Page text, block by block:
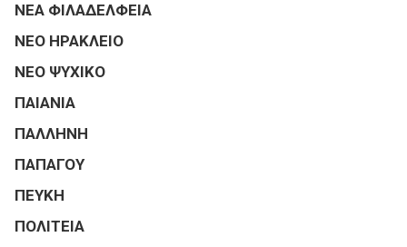
ΝΕΑ ΦΙΛΑΔΕΛΦΕΙΑ
ΝΕΟ ΗΡΑΚΛΕΙΟ
ΝΕΟ ΨΥΧΙΚΟ
ΠΑΙΑΝΙΑ
ΠΑΛΛΗΝΗ
ΠΑΠΑΓΟΥ
ΠΕΥΚΗ
ΠΟΛΙΤΕΙΑ